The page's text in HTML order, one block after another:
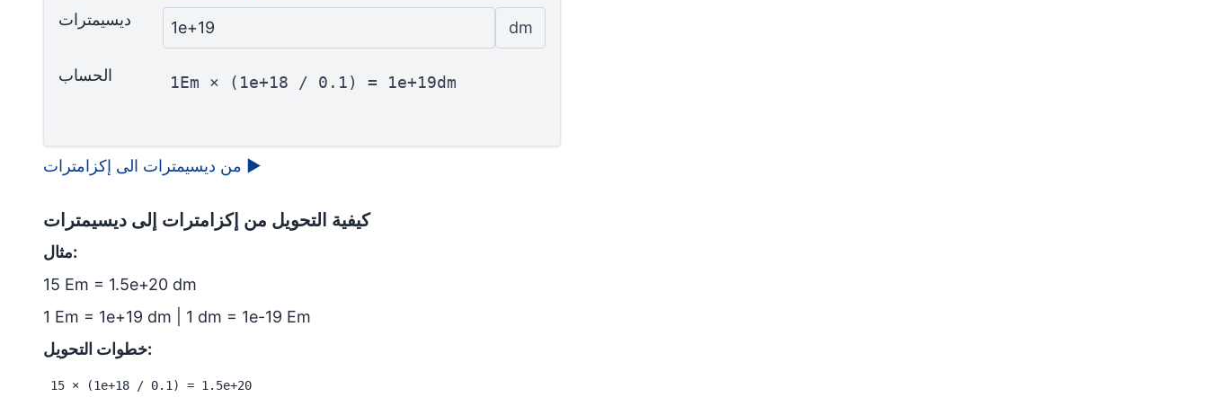
ديسيمترات 1e+19 dm
الحساب 1Em × (1e+18 / 0.1) = 1e+19dm
من ديسيمترات الى إكزامترات ▶
كيفية التحويل من إكزامترات إلى ديسيمترات
مثال:
15 Em = 1.5e+20 dm
1 Em = 1e+19 dm | 1 dm = 1e-19 Em
خطوات التحويل:
15 × (1e+18 / 0.1) = 1.5e+20